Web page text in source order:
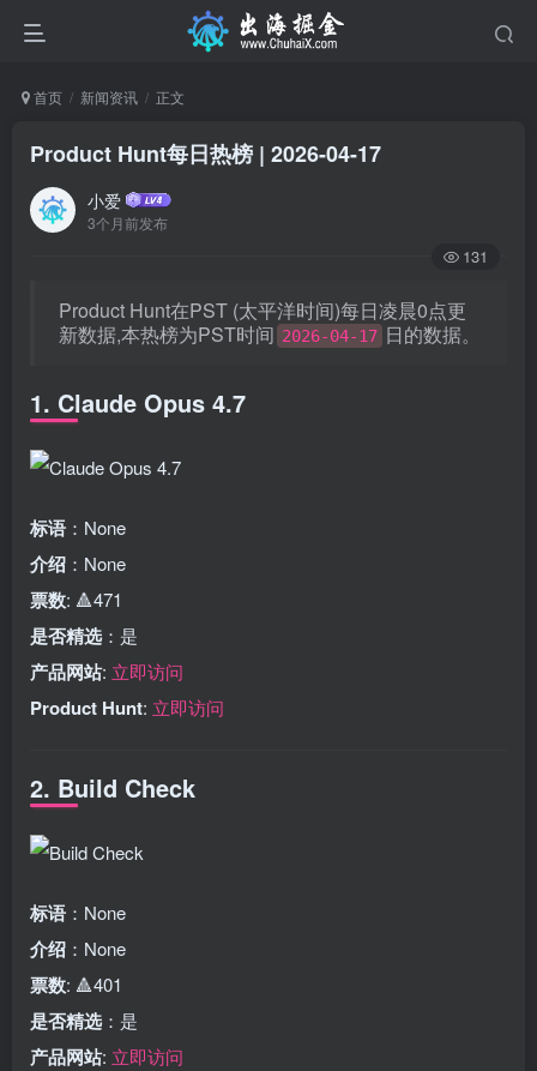
首页 新闻资讯 正文
Product Hunt每日热榜 | 2026-04-17
小爱
3个月前发布
131
Product Hunt在PST (太平洋时间)每日凌晨0点更
新数据,本热榜为PST时间 2026-04-17 日的数据。
1. Claude Opus 4.7
标语 ：None
介绍 ：None
票数: 🔺471
是否精选 ：是
产品网站: 立即访问
Product Hunt: 立即访问
2. Build Check
标语 ：None
介绍 ：None
票数: 🔺401
是否精选 ：是
产品网站: 立即访问